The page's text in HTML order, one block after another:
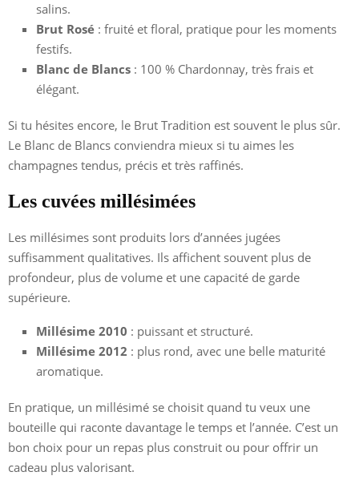
salins.
Brut Rosé : fruité et floral, pratique pour les moments
festifs.
Blanc de Blancs : 100 % Chardonnay, très frais et
élégant.
Si tu hésites encore, le Brut Tradition est souvent le plus sûr.
Le Blanc de Blancs conviendra mieux si tu aimes les
champagnes tendus, précis et très raffinés.
Les cuvées millésimées
Les millésimes sont produits lors d’années jugées
suffisamment qualitatives. Ils affichent souvent plus de
profondeur, plus de volume et une capacité de garde
supérieure.
Millésime 2010 : puissant et structuré.
Millésime 2012 : plus rond, avec une belle maturité
aromatique.
En pratique, un millésimé se choisit quand tu veux une
bouteille qui raconte davantage le temps et l’année. C’est un
bon choix pour un repas plus construit ou pour offrir un
cadeau plus valorisant.